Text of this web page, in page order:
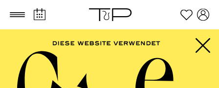
Zum Hauptinhalt springen Zum Footer springen